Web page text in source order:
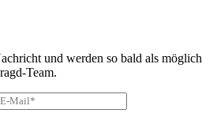
und werden so bald als möglich
Team.